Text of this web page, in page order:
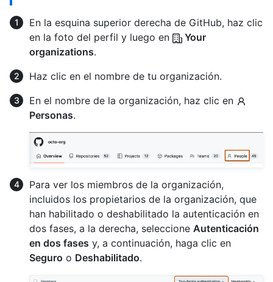
En la esquina superior derecha de GitHub, haz clic
en la foto del perfil y luego en
Your
organizations.
Haz clic en el nombre de tu organización.
En el nombre de la organización, haz clic en
Personas.
Para ver los miembros de la organización,
incluidos los propietarios de la organización, que
han habilitado o deshabilitado la autenticación en
dos fases, a la derecha, seleccione Autenticación
en dos fases y, a continuación, haga clic en
Seguro o Deshabilitado.